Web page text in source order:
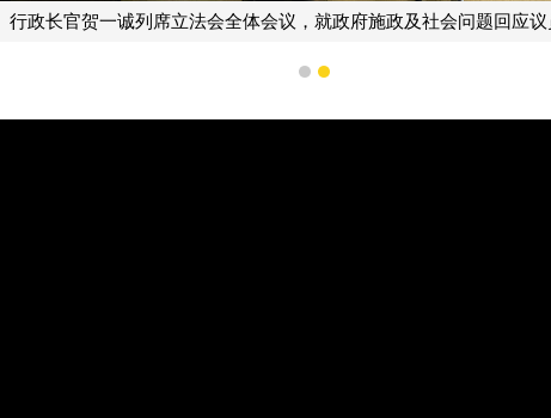
政及社会问题回应议员提问。
1 2